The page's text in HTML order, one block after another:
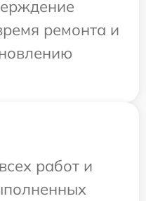
ремонта и
работ и